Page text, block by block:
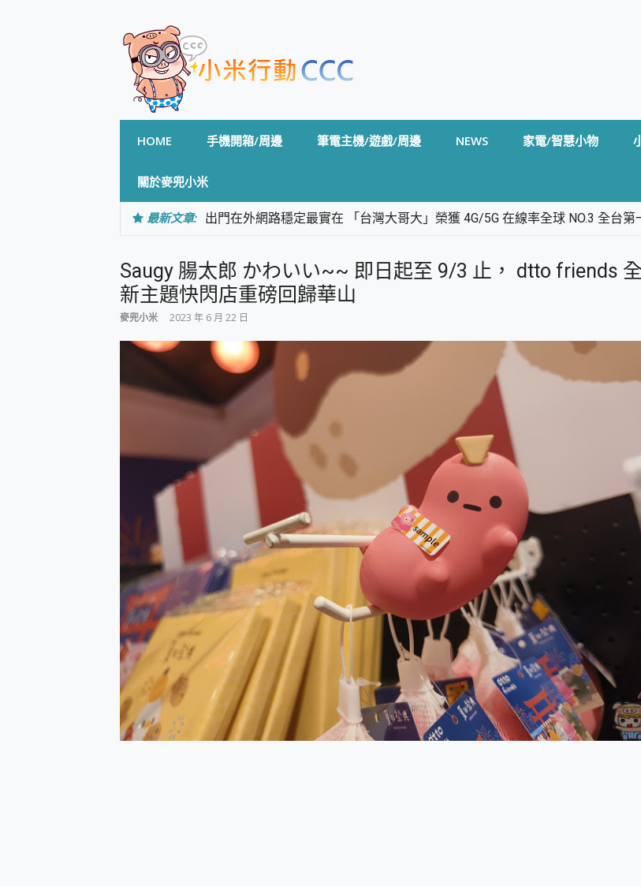
HOME 手機開箱/周邊 筆電主機/遊戲/周邊 NEWS 家電/智慧小物
關於麥兜小米
最新文章: 出門在外網路穩定最實在 「台灣大哥大」榮獲 4G/5G 在線率全球 NO.3 全台
專為 PC上的 XBOX和掌機設計的 FireCuda X1070 SSD 固態硬碟開箱 評測
台灣製攝影機在這裡，100%全無線設計 SpotCam Solo Eco 太陽能防水雲端
測
電力超超超持久 MSI 微星 Prestige 14 AI+ D3MG-031TW 14吋 開箱評價，AI輕
超懂拍、耐用 AI 街拍機~ realme 16 Pro 開箱評價~ 2 億畫素 LumaColor 影像
防窺黑科技 Galaxy S26 Ultra系列保護貼怎麼選？imos AR 低反光玻璃、藍寶
AI 支付 一錶搞定大小事 Xiaomi Watch 5 開箱 評測
超驚艷 讓人一眼就愛上 LENOVO 聯想 Yoga Book 9 14吋 AI輕薄筆電 開箱 評測
美到讓人超想擁有 moto pad 60 系列 與 Moto | Swarovski razr 60 冰藍限定版
好用的 EaseUS Partition Master 讓您輕鬆的移除與格式化有防寫保護的隨身碟
一鍵修復模糊影片、舊照的 AI 好幫手! VideoProc Converter AI 新版全解析 ×
小朋友才做選擇 投影機 RGB藍牙音響 氛圍情境燈 我通通都要！ Starfish 2 幻
式生活新體驗
外型超吸晴~ 給您絕佳操控體驗 GravaStar Mercury K1 系列 異星機械鍵盤與
開箱~變身「蜘蛛人」椅子軍師！MSI MPG 491CQP QD-OLED 超寬曲面電競
iPhone 17 系列 有認證的防護來囉！ imos 首家導入 UL MCV 行銷宣告驗證的
DJI Osmo Pocket 3 爽爽帶回家 歡慶 EaseUS 21 週年到來，「Slogan 海報徵
小巧好吸不擋鏡頭 有Qi2認證的 ONPRO MagReact MXs2 5000mAh薄型磁吸
會走動的冷暖氣 SONY REON POCKET PRO 穿戴式智慧冷暖調溫裝置 開箱 評測
寶可夢飛人外掛iToolab AnyGo全新升級，GO Fest 五折優惠嗨翻天！支援 iOS/
百倍變焦實測~ vivo X200 Pro 與 S25 Ultra 誰能滿足全場景拍攝需求？
超好用的 PLAUD NotePin AI 智慧錄音膠囊~ 您的AI 秘書已上線 每月免費送你
COMPUTEX 2025 來囉！AGI亞奇雷 AI・Gaming・創作儲存方案登場，趕快
自帶線的 有線無線都能充 ONPRO MagReact M5 10000mAh 5合1 磁吸無線急
飛利浦 JS7310 ⚡【電急便｜行動儲能救車電源】 可靠的旅行夥伴！帶給您優
是螢幕也是電視! 一機超多用途「MSI微星 Modern MD272UPSW 27型」 4K
您的專屬AI 助手 Yoga Slim 7 Aura Edition 觸控AI筆電 開箱 評測
realme 14 Pro 超硬軍規、冰感變色實測，realme 14 5G 遊戲戰鬥值爆表，效能
iPhone、Apple Watch、AirPods耳機 三個設備充電一起搞定 ONPRO
動靜皆宜「HUAWEI FreeArc」開放式耳掛耳機，無感配戴! 超穩超服貼，音質
EaseUS Vocal Remover 免費線上去聲器一鍵去除人聲 人聲 音樂分離 2024 消
Saugy 腸太郎 かわいい~~ 即日起至 9/3 止， dtto friends 全
新主題快閃店重磅回歸華山
麥兜小米 2023 年 6 月 22 日